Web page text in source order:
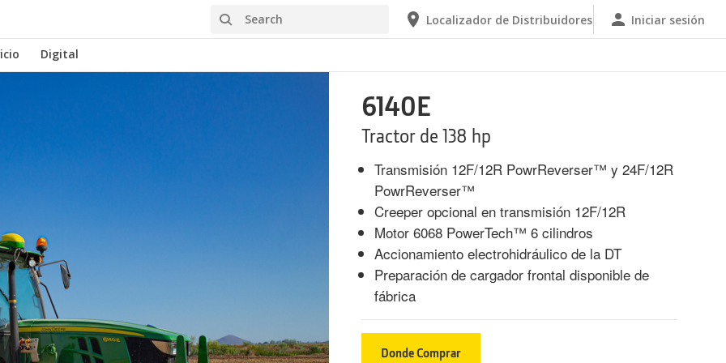
Search Localizador de Distribuidores Iniciar sesión
Digital
6140E
Tractor de 138 hp
Transmisión 12F/12R PowrReverser™ y 24F/12R
PowrReverser™
Creeper opcional en transmisión 12F/12R
Motor 6068 PowerTech™ 6 cilindros
Accionamiento electrohidráulico de la DT
Preparación de cargador frontal disponible de
fábrica
Donde Comprar